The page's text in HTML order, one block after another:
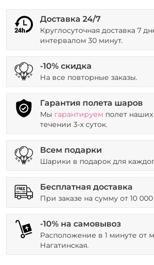
Доставка 24/7
Круглосуточная доставка 7
интервалом 30 минут.
-10% скидка
На все повторные заказы.
Гарантия полета шаров
Мы гарантируем полет
течении 3-х суток.
Всем подарки
Шарики в подарок для
Бесплатная доставка
При заказе на сумму от 10
-10% на самовывоз
Расположение в 1 минуте от
Нагатинская.